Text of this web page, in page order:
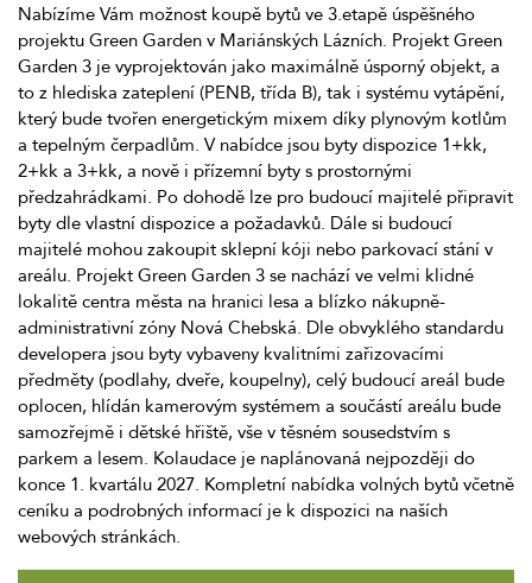
Nabízíme Vám možnost koupě bytů ve 3.etapě úspěšného
projektu Green Garden v Mariánských Lázních. Projekt Green
Garden 3 je vyprojektován jako maximálně úsporný objekt, a
to z hlediska zateplení (PENB, třída B), tak i systému vytápění,
který bude tvořen energetickým mixem díky plynovým kotlům
a tepelným čerpadlům. V nabídce jsou byty dispozice 1+kk,
2+kk a 3+kk, a nově i přízemní byty s prostornými
předzahrádkami. Po dohodě lze pro budoucí majitelé připravit
byty dle vlastní dispozice a požadavků. Dále si budoucí
majitelé mohou zakoupit sklepní kóji nebo parkovací stání v
areálu. Projekt Green Garden 3 se nachází ve velmi klidné
lokalitě centra města na hranici lesa a blízko nákupně-
administrativní zóny Nová Chebská. Dle obvyklého standardu
developera jsou byty vybaveny kvalitními zařizovacími
předměty (podlahy, dveře, koupelny), celý budoucí areál bude
oplocen, hlídán kamerovým systémem a součástí areálu bude
samozřejmě i dětské hřiště, vše v těsném sousedstvím s
parkem a lesem. Kolaudace je naplánovaná nejpozději do
konce 1. kvartálu 2027. Kompletní nabídka volných bytů včetně
ceníku a podrobných informací je k dispozici na naších
webových stránkách.